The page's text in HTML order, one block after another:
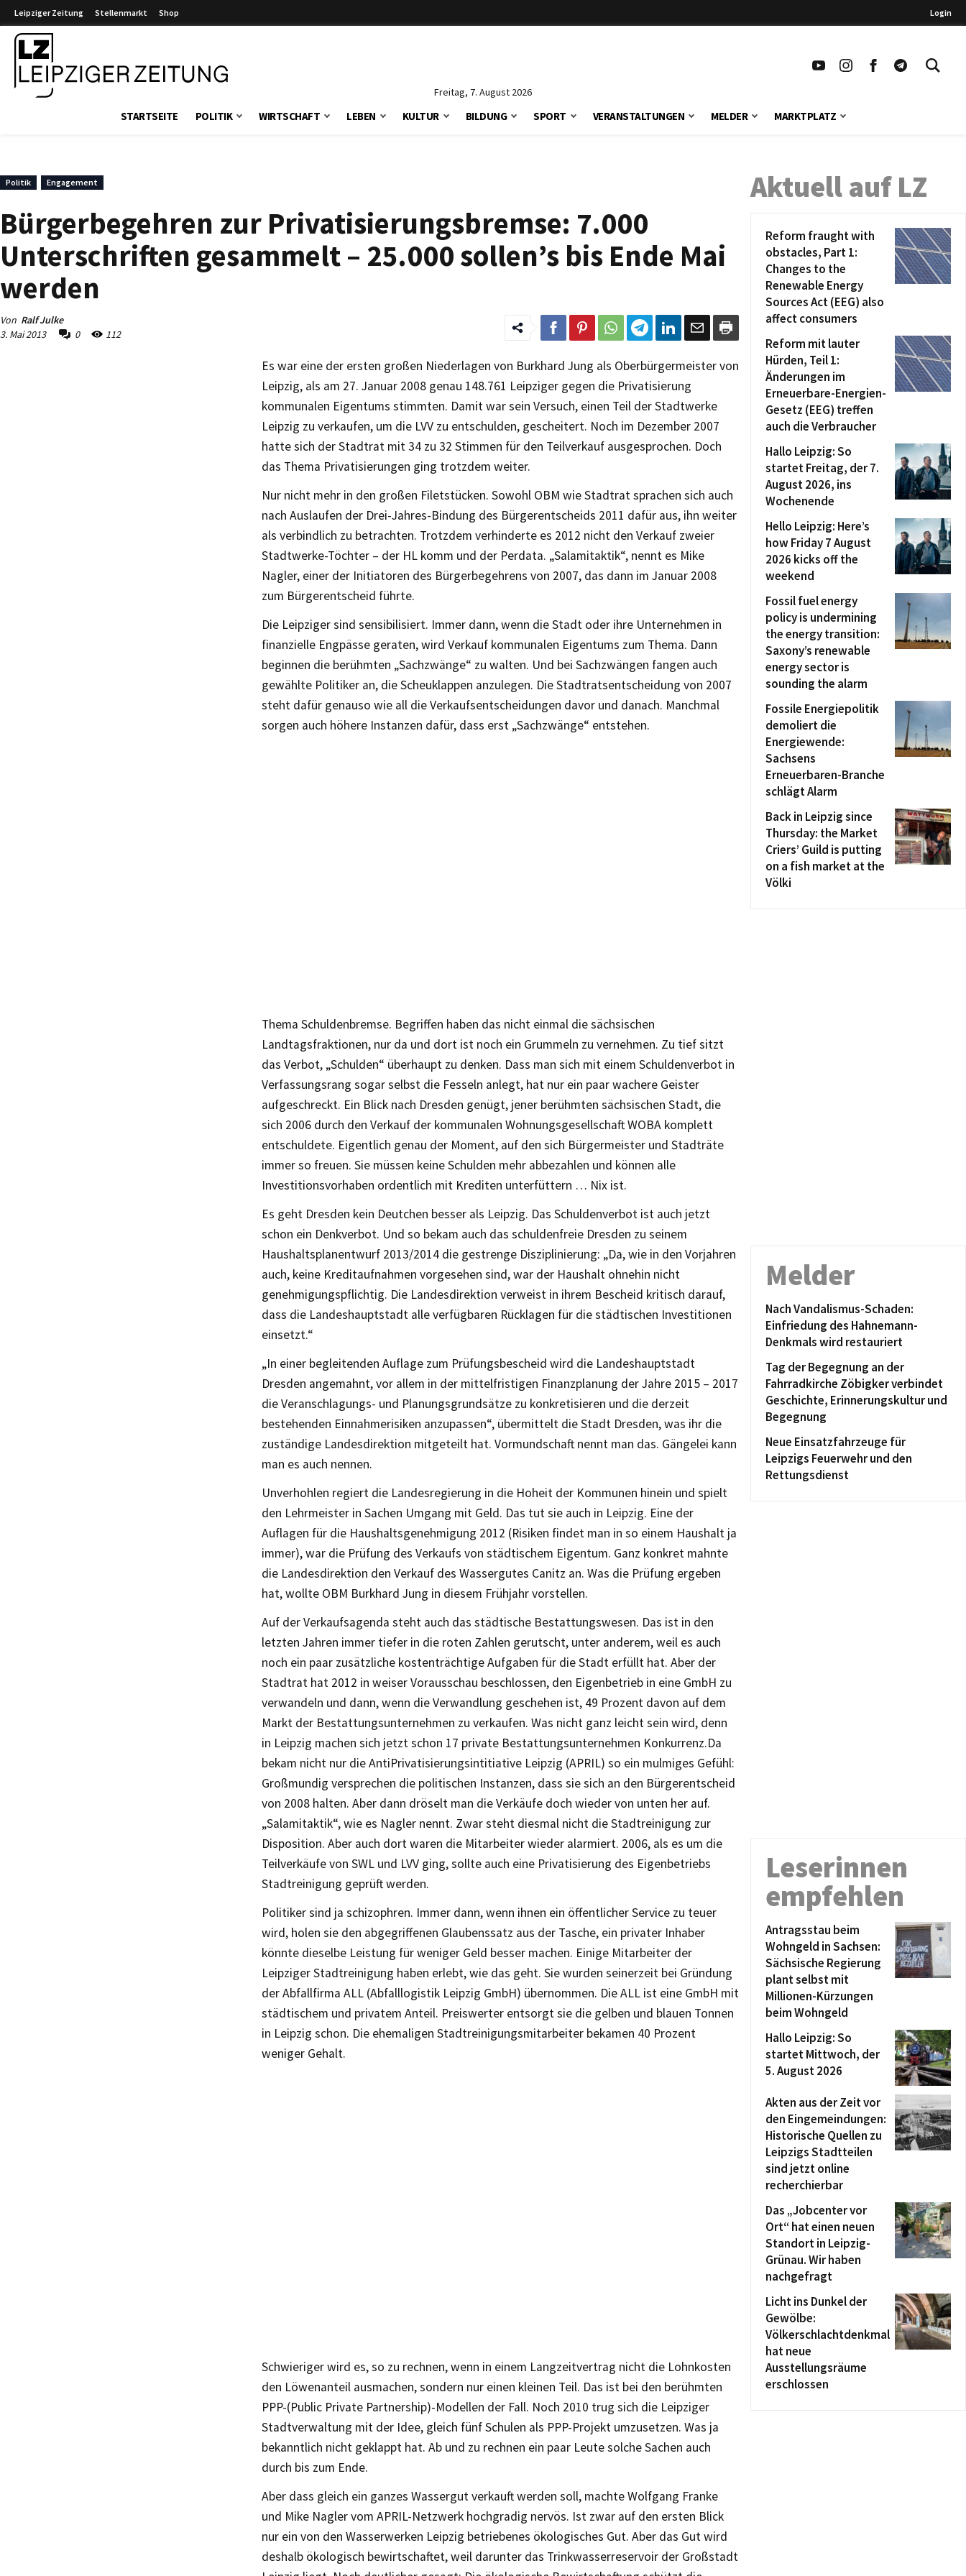
Leipziger Zeitung Stellenmarkt Shop Login
Freitag, 7. August 2026
STARTSEITE POLITIK WIRTSCHAFT LEBEN KULTUR BILDUNG SPORT VERANSTALTUNGEN MELDER MARKTPLATZ
Politik Engagement
Bürgerbegehren zur Privatisierungsbremse: 7.000
Unterschriften gesammelt – 25.000 sollen’s bis Ende Mai
werden
Von Ralf Julke
3. Mai 2013
0 112
Es war eine der ersten großen Niederlagen von Burkhard Jung als Oberbürgermeister von
Leipzig, als am 27. Januar 2008 genau 148.761 Leipziger gegen die Privatisierung
kommunalen Eigentums stimmten. Damit war sein Versuch, einen Teil der Stadtwerke
Leipzig zu verkaufen, um die LVV zu entschulden, gescheitert. Noch im Dezember 2007
hatte sich der Stadtrat mit 34 zu 32 Stimmen für den Teilverkauf ausgesprochen. Doch
das Thema Privatisierungen ging trotzdem weiter.
Nur nicht mehr in den großen Filetstücken. Sowohl OBM wie Stadtrat sprachen sich auch
nach Auslaufen der Drei-Jahres-Bindung des Bürgerentscheids 2011 dafür aus, ihn weiter
als verbindlich zu betrachten. Trotzdem verhinderte es 2012 nicht den Verkauf zweier
Stadtwerke-Töchter – der HL komm und der Perdata. „Salamitaktik“, nennt es Mike
Nagler, einer der Initiatoren des Bürgerbegehrens von 2007, das dann im Januar 2008
zum Bürgerentscheid führte.
Die Leipziger sind sensibilisiert. Immer dann, wenn die Stadt oder ihre Unternehmen in
finanzielle Engpässe geraten, wird Verkauf kommunalen Eigentums zum Thema. Dann
beginnen die berühmten „Sachzwänge“ zu walten. Und bei Sachzwängen fangen auch
gewählte Politiker an, die Scheuklappen anzulegen. Die Stadtratsentscheidung von 2007
steht dafür genauso wie all die Verkaufsentscheidungen davor und danach. Manchmal
sorgen auch höhere Instanzen dafür, dass erst „Sachzwänge“ entstehen.
Thema Schuldenbremse. Begriffen haben das nicht einmal die sächsischen
Landtagsfraktionen, nur da und dort ist noch ein Grummeln zu vernehmen. Zu tief sitzt
das Verbot, „Schulden“ überhaupt zu denken. Dass man sich mit einem Schuldenverbot in
Verfassungsrang sogar selbst die Fesseln anlegt, hat nur ein paar wachere Geister
aufgeschreckt. Ein Blick nach Dresden genügt, jener berühmten sächsischen Stadt, die
sich 2006 durch den Verkauf der kommunalen Wohnungsgesellschaft WOBA komplett
entschuldete. Eigentlich genau der Moment, auf den sich Bürgermeister und Stadträte
immer so freuen. Sie müssen keine Schulden mehr abbezahlen und können alle
Investitionsvorhaben ordentlich mit Krediten unterfüttern … Nix ist.
Es geht Dresden kein Deutchen besser als Leipzig. Das Schuldenverbot ist auch jetzt
schon ein Denkverbot. Und so bekam auch das schuldenfreie Dresden zu seinem
Haushaltsplanentwurf 2013/2014 die gestrenge Disziplinierung: „Da, wie in den Vorjahren
auch, keine Kreditaufnahmen vorgesehen sind, war der Haushalt ohnehin nicht
genehmigungspflichtig. Die Landesdirektion verweist in ihrem Bescheid kritisch darauf,
dass die Landeshauptstadt alle verfügbaren Rücklagen für die städtischen Investitionen
einsetzt.“
„In einer begleitenden Auflage zum Prüfungsbescheid wird die Landeshauptstadt
Dresden angemahnt, vor allem in der mittelfristigen Finanzplanung der Jahre 2015 – 2017
die Veranschlagungs- und Planungsgrundsätze zu konkretisieren und die derzeit
bestehenden Einnahmerisiken anzupassen“, übermittelt die Stadt Dresden, was ihr die
zuständige Landesdirektion mitgeteilt hat. Vormundschaft nennt man das. Gängelei kann
man es auch nennen.
Unverhohlen regiert die Landesregierung in die Hoheit der Kommunen hinein und spielt
den Lehrmeister in Sachen Umgang mit Geld. Das tut sie auch in Leipzig. Eine der
Auflagen für die Haushaltsgenehmigung 2012 (Risiken findet man in so einem Haushalt ja
immer), war die Prüfung des Verkaufs von städtischem Eigentum. Ganz konkret mahnte
die Landesdirektion den Verkauf des Wassergutes Canitz an. Was die Prüfung ergeben
hat, wollte OBM Burkhard Jung in diesem Frühjahr vorstellen.
Auf der Verkaufsagenda steht auch das städtische Bestattungswesen. Das ist in den
letzten Jahren immer tiefer in die roten Zahlen gerutscht, unter anderem, weil es auch
noch ein paar zusätzliche kostenträchtige Aufgaben für die Stadt erfüllt hat. Aber der
Stadtrat hat 2012 in weiser Vorausschau beschlossen, den Eigenbetrieb in eine GmbH zu
verwandeln und dann, wenn die Verwandlung geschehen ist, 49 Prozent davon auf dem
Markt der Bestattungsunternehmen zu verkaufen. Was nicht ganz leicht sein wird, denn
in Leipzig machen sich jetzt schon 17 private Bestattungsunternehmen Konkurrenz.Da
bekam nicht nur die AntiPrivatisierungsintitiative Leipzig (APRIL) so ein mulmiges Gefühl:
Großmundig versprechen die politischen Instanzen, dass sie sich an den Bürgerentscheid
von 2008 halten. Aber dann dröselt man die Verkäufe doch wieder von unten her auf.
„Salamitaktik“, wie es Nagler nennt. Zwar steht diesmal nicht die Stadtreinigung zur
Disposition. Aber auch dort waren die Mitarbeiter wieder alarmiert. 2006, als es um die
Teilverkäufe von SWL und LVV ging, sollte auch eine Privatisierung des Eigenbetriebs
Stadtreinigung geprüft werden.
Politiker sind ja schizophren. Immer dann, wenn ihnen ein öffentlicher Service zu teuer
wird, holen sie den abgegriffenen Glaubenssatz aus der Tasche, ein privater Inhaber
könnte dieselbe Leistung für weniger Geld besser machen. Einige Mitarbeiter der
Leipziger Stadtreinigung haben erlebt, wie das geht. Sie wurden seinerzeit bei Gründung
der Abfallfirma ALL (Abfalllogistik Leipzig GmbH) übernommen. Die ALL ist eine GmbH mit
städtischem und privatem Anteil. Preiswerter entsorgt sie die gelben und blauen Tonnen
in Leipzig schon. Die ehemaligen Stadtreinigungsmitarbeiter bekamen 40 Prozent
weniger Gehalt.
Schwieriger wird es, so zu rechnen, wenn in einem Langzeitvertrag nicht die Lohnkosten
den Löwenanteil ausmachen, sondern nur einen kleinen Teil. Das ist bei den berühmten
PPP-(Public Private Partnership)-Modellen der Fall. Noch 2010 trug sich die Leipziger
Stadtverwaltung mit der Idee, gleich fünf Schulen als PPP-Projekt umzusetzen. Was ja
bekanntlich nicht geklappt hat. Ab und zu rechnen ein paar Leute solche Sachen auch
durch bis zum Ende.
Aber dass gleich ein ganzes Wassergut verkauft werden soll, machte Wolfgang Franke
und Mike Nagler vom APRIL-Netzwerk hochgradig nervös. Ist zwar auf den ersten Blick
nur ein von den Wasserwerken Leipzig betriebenes ökologisches Gut. Aber das Gut wird
deshalb ökologisch bewirtschaftet, weil darunter das Trinkwasserreservoir der Großstadt
Aktuell auf LZ
Reform fraught with
obstacles, Part 1:
Changes to the
Renewable Energy
Sources Act (EEG) also
affect consumers
Reform mit lauter
Hürden, Teil 1:
Änderungen im
Erneuerbare-Energien-
Gesetz (EEG) treffen
auch die Verbraucher
Hallo Leipzig: So
startet Freitag, der 7.
August 2026, ins
Wochenende
Hello Leipzig: Here’s
how Friday 7 August
2026 kicks off the
weekend
Fossil fuel energy
policy is undermining
the energy transition:
Saxony’s renewable
energy sector is
sounding the alarm
Fossile Energiepolitik
demoliert die
Energiewende:
Sachsens
Erneuerbaren-Branche
schlägt Alarm
Back in Leipzig since
Thursday: the Market
Criers’ Guild is putting
on a fish market at the
Völki
Melder
Nach Vandalismus-Schaden:
Einfriedung des Hahnemann-
Denkmals wird restauriert
Tag der Begegnung an der
Fahrradkirche Zöbigker verbindet
Geschichte, Erinnerungskultur und
Begegnung
Neue Einsatzfahrzeuge für
Leipzigs Feuerwehr und den
Rettungsdienst
Leserinnen
empfehlen
Antragsstau beim
Wohngeld in Sachsen:
Sächsische Regierung
plant selbst mit
Millionen-Kürzungen
beim Wohngeld
Hallo Leipzig: So
startet Mittwoch, der
5. August 2026
Akten aus der Zeit vor
den Eingemeindungen:
Historische Quellen zu
Leipzigs Stadtteilen
sind jetzt online
recherchierbar
Das „Jobcenter vor
Ort“ hat einen neuen
Standort in Leipzig-
Grünau. Wir haben
nachgefragt
Licht ins Dunkel der
Gewölbe:
Völkerschlachtdenkmal
hat neue
Ausstellungsräume
erschlossen